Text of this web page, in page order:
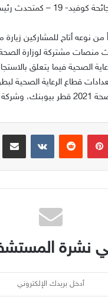
رئيسي في المؤتمر.
نوعه أتاح للمشاركين
ثلاث منصات مشتركة لوزارة
بينتيريست
نشرة